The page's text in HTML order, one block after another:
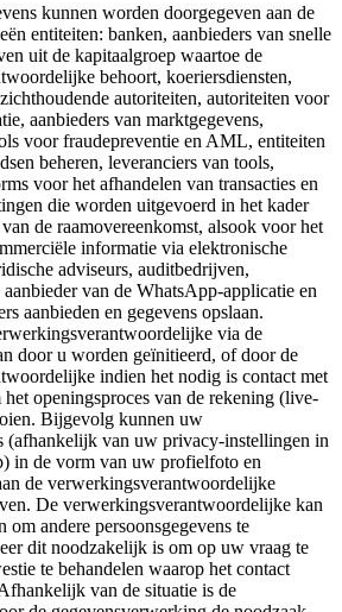
kunnen worden doorgegeven aan de
entiteiten: banken, aanbieders van snelle
uit de kapitaalgroep waartoe de
behoort, koeriersdiensten,
autoriteiten, autoriteiten voor
aanbieders van marktgegevens,
voor fraudepreventie en AML, entiteiten
beheren, leveranciers van tools,
voor het afhandelen van transacties en
die worden uitgevoerd in het kader
de raamovereenkomst, alsook voor het
informatie via elektronische
adviseurs, auditbedrijven,
aanbieder van de WhatsApp-applicatie en
aanbieden en gegevens opslaan.
via de
door u worden geïnitieerd, of door de
indien het nodig is contact met
het openingsproces van de rekening (live-
Bijgevolg kunnen uw
(afhankelijk van uw privacy-instellingen in
in de vorm van uw profielfoto en
de verwerkingsverantwoordelijke
De verwerkingsverantwoordelijke kan
om andere persoonsgegevens te
dit noodzakelijk is om op uw vraag te
te behandelen waarop het contact
van de situatie is de